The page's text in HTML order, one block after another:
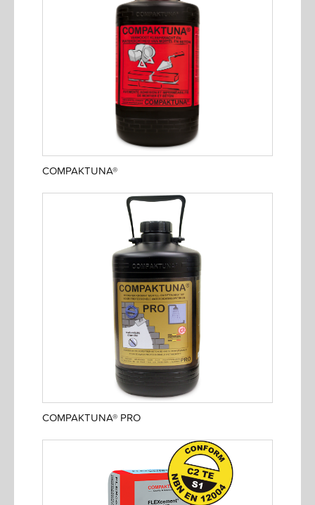
COMPAKTUNA®
COMPAKTUNA® PRO